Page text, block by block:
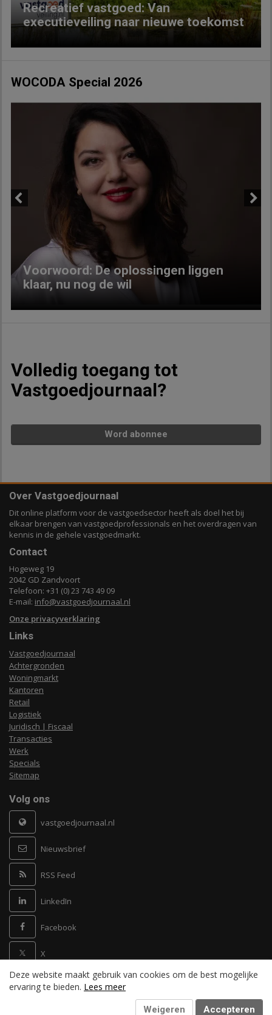
Recreatief vastgoed: Van
executieveiling naar nieuwe toekomst
WOCODA Special 2026
Voorwoord: De oplossingen liggen
klaar, nu nog de wil
Volledig toegang tot
Vastgoedjournaal?
Word abonnee
Over Vastgoedjournaal
Dit online platform voor de vastgoedsector heeft als doel het bij
elkaar brengen van vastgoedprofessionals en het overdragen van
kennis in de gehele vastgoedmarkt.
Contact
Hogeweg 19
2042 GD Zandvoort
Telefoon: +31 (0) 23 743 49 09
E-mail: info@vastgoedjournaal.nl
Onze privacyverklaring
Links
Vastgoedjournaal
Achtergronden
Woningmarkt
Kantoren
Retail
Logistiek
Juridisch | Fiscaal
Transacties
Werk
Specials
Sitemap
Volg ons
vastgoedjournaal.nl
Nieuwsbrief
RSS Feed
LinkedIn
Facebook
X
Powered by
Deze website maakt gebruik van cookies om de best mogelijke
ervaring te bieden. Lees meer
Weigeren Accepteren